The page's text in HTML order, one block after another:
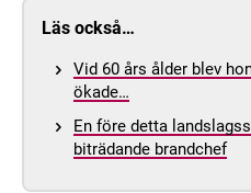
Läs också…
Vid 60 års ålder blev
ökade…
En före detta
biträdande brandchef